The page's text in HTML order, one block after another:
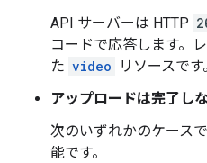
API サーバーは HTTP
コードで応答します。
た video
リソースです
アップロードは完了し
次のいずれかのケース
能です。